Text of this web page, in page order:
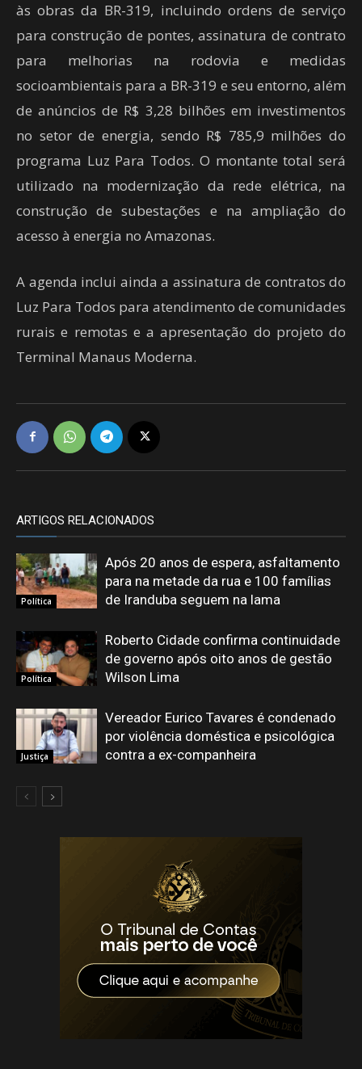
às obras da BR-319, incluindo ordens de serviço
para construção de pontes, assinatura de contrato
para melhorias na rodovia e medidas
socioambientais para a BR-319 e seu entorno, além
de anúncios de R$ 3,28 bilhões em investimentos
no setor de energia, sendo R$ 785,9 milhões do
programa Luz Para Todos. O montante total será
utilizado na modernização da rede elétrica, na
construção de subestações e na ampliação do
acesso à energia no Amazonas.
A agenda inclui ainda a assinatura de contratos do
Luz Para Todos para atendimento de comunidades
rurais e remotas e a apresentação do projeto do
Terminal Manaus Moderna.
ARTIGOS RELACIONADOS
Política
Após 20 anos de espera, asfaltamento
para na metade da rua e 100 famílias
de Iranduba seguem na lama
Política
Roberto Cidade confirma continuidade
de governo após oito anos de gestão
Wilson Lima
Justiça
Vereador Eurico Tavares é condenado
por violência doméstica e psicológica
contra a ex-companheira